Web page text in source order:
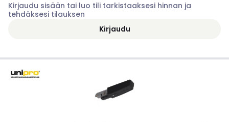
Kirjaudu sisään tai luo tili tarkistaaksesi hinnan ja
tehdäksesi tilauksen
Kirjaudu